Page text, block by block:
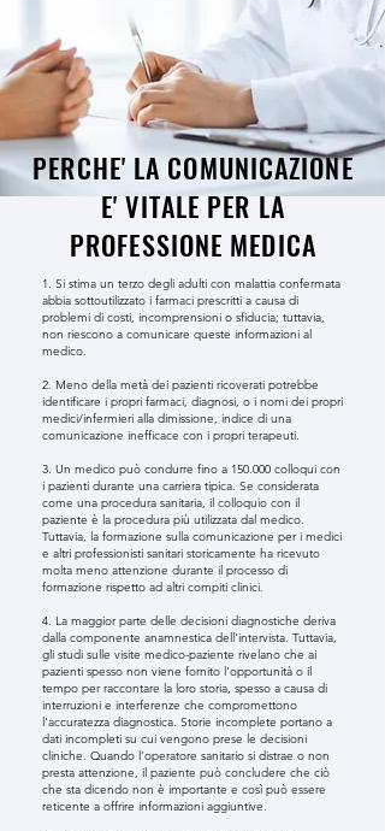
PERCHE' LA COMUNICAZIONE
E' VITALE PER LA
PROFESSIONE MEDICA
1. Si stima un terzo degli adulti con malattia confermata
abbia sottoutilizzato i farmaci prescritti a causa di
problemi di costi, incomprensioni o sfiducia; tuttavia,
non riescono a comunicare queste informazioni al
medico.
2. Meno della metà dei pazienti ricoverati potrebbe
identificare i propri farmaci, diagnosi, o i nomi dei propri
medici/infermieri alla dimissione, indice di una
comunicazione inefficace con i propri terapeuti.
3. Un medico può condurre fino a 150.000 colloqui con
i pazienti durante una carriera tipica. Se considerata
come una procedura sanitaria, il colloquio con il
paziente è la procedura più utilizzata dal medico.
Tuttavia, la formazione sulla comunicazione per i medici
e altri professionisti sanitari storicamente ha ricevuto
molta meno attenzione durante il processo di
formazione rispetto ad altri compiti clinici.
4. La maggior parte delle decisioni diagnostiche deriva
dalla componente anamnestica dell'intervista. Tuttavia,
gli studi sulle visite medico-paziente rivelano che ai
pazienti spesso non viene fornito l'opportunità o il
tempo per raccontare la loro storia, spesso a causa di
interruzioni e interferenze che compromettono
l'accuratezza diagnostica. Storie incomplete portano a
dati incompleti su cui vengono prese le decisioni
cliniche. Quando l’operatore sanitario si distrae o non
presta attenzione, il paziente può concludere che ciò
che sta dicendo non è importante e così può essere
reticente a offrire informazioni aggiuntive.